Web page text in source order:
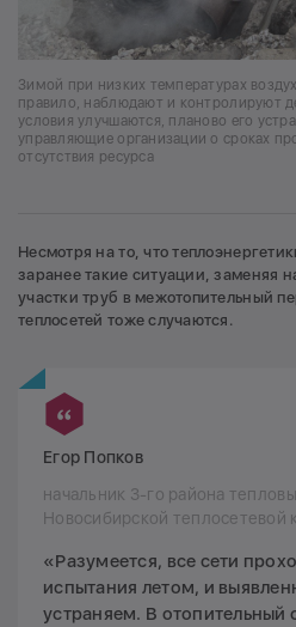
Зимой при низких температурах
правило, наблюдают и контролируют
условия улучшаются, планово его
управляющие организации о сроках
отсутствия ресурса
Несмотря на то, что
заранее такие ситуации, заменяя
участки труб в межотопительный
теплосетей тоже случаются.
Егор Попков
начальник 3-го района
Новосибирской теплосетевой
«Разумеется, все сети
испытания летом, и
устраняем. В отопительный